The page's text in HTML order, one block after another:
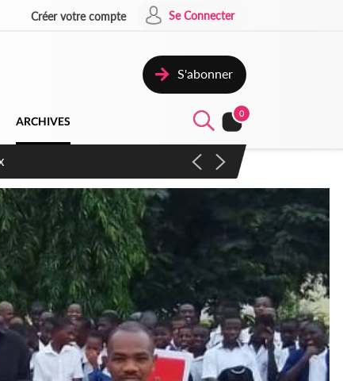
Créer votre compte Se Connecter
S'abonner
ARCHIVES
0
les réformes et les